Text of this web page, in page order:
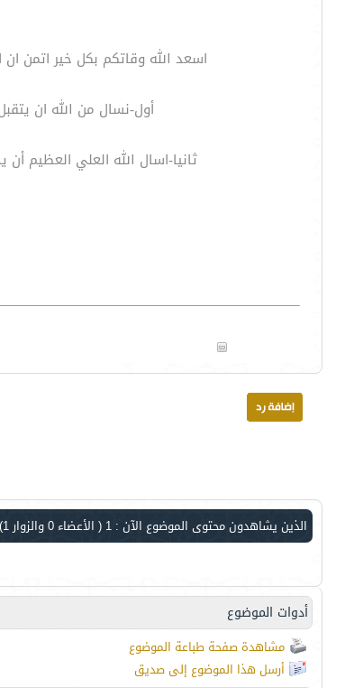
اسعد الله وقاتكم بكل خير
أول-نسال من الله ان
ثانيا-اسال الله العلي العظيم
الذين يشاهدون محتوى الموضوع الآن : 1 ( الأعضاء 0 والزوار 1)
أدوات الموضوع
مشاهدة صفحة طباعة الموضوع
أرسل هذا الموضوع إلى صديق